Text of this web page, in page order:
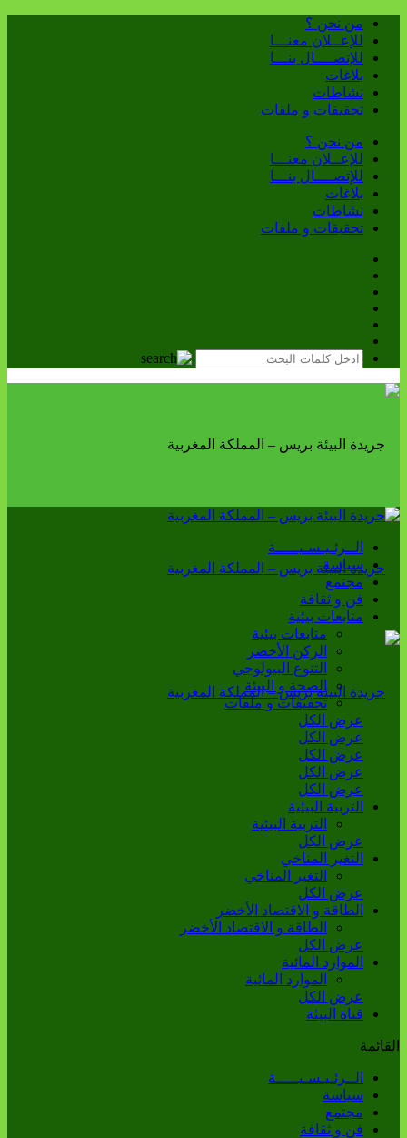
من نحن ؟
للإعــلان معنـــا
للإتصــــال بنـــا
بلاغات
نشاطات
تحقيقات و ملفات
من نحن ؟
للإعــلان معنـــا
للإتصــــال بنـــا
بلاغات
نشاطات
تحقيقات و ملفات
الــرئـيـسـيـــــة
سياسة
مجتمع
فن و ثقافة
متابعات بيئية
متابعات بيئية
الركن الأخضر
التنوع البيولوجي
الصحة و البيئة
تحقيقات و ملفات
عرض الكل
عرض الكل
عرض الكل
عرض الكل
عرض الكل
التربية البيئية
التربية البيئية
عرض الكل
التغير المناخي
التغير المناخي
عرض الكل
الطاقة و الاقتصاد الأخضر
الطاقة و الاقتصاد الأخضر
عرض الكل
الموارد المائية
الموارد المائية
عرض الكل
قناة البيئة
القائمة
الــرئـيـسـيـــــة
سياسة
مجتمع
فن و ثقافة